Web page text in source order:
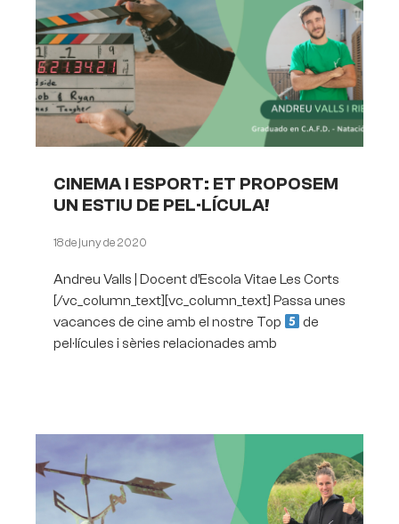
CINEMA I ESPORT: ET PROPOSEM
UN ESTIU DE PEL·LÍCULA!
18 de juny de 2020
Andreu Valls | Docent d’Escola Vitae Les Corts
[/vc_column_text][vc_column_text] Passa unes
vacances de cine amb el nostre Top
de
pel·lícules i sèries relacionades amb